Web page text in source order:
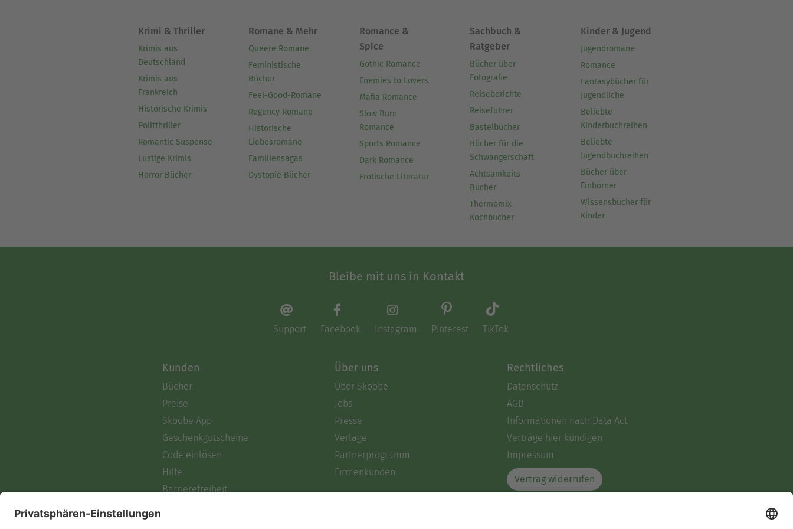
Krimi & Thriller
Krimis aus
Deutschland
Krimis aus
Frankreich
Historische Krimis
Politthriller
Romantic Suspense
Lustige Krimis
Horror Bücher
Romane & Mehr
Queere Romane
Feministische
Bücher
Feel-Good-Romane
Regency Romane
Historische
Liebesromane
Familiensagas
Dystopie Bücher
Romance &
Spice
Gothic Romance
Enemies to Lovers
Mafia Romance
Slow Burn
Romance
Sports Romance
Dark Romance
Erotische Literatur
Sachbuch &
Ratgeber
Bücher über
Fotografie
Reiseberichte
Reiseführer
Bastelbücher
Bücher für die
Schwangerschaft
Achtsamkeits-
Bücher
Thermomix
Kochbücher
Kinder & Jugend
Jugendromane
Romance
Fantasybücher für
Jugendliche
Beliebte
Kinderbuchreihen
Beliebte
Jugendbuchreihen
Bücher über
Einhörner
Wissensbücher für
Kinder
Bleibe mit uns in Kontakt
Support Facebook Instagram Pinterest TikTok
Kunden
Bücher
Preise
Skoobe App
Geschenkgutscheine
Code einlösen
Hilfe
Barrierefreiheit
Über uns
Über Skoobe
Jobs
Presse
Verlage
Partnerprogramm
Firmenkunden
Rechtliches
Datenschutz
AGB
Informationen nach Data Act
Verträge hier kündigen
Impressum
Vertrag widerrufen